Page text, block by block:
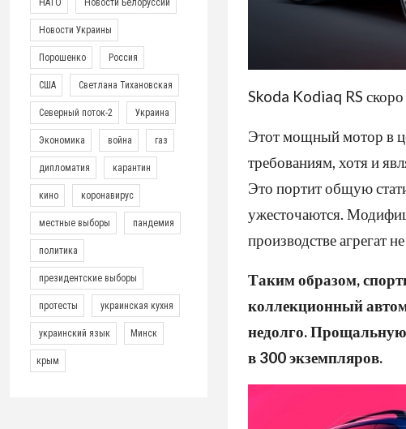
Skoda Kodiaq RS
Этот мощный мотор в
требованиям, хотя и
Это портит общую
ужесточаются.
производстве агрегат
Таким образом,
коллекционный
недолго.
в 300 экземпляров.
НАТО Новости Белоруссии
Новости Украины
Порошенко Россия
США Светлана Тихановская
Северный поток-2 Украина
Экономика война газ
дипломатия карантин
кино коронавирус
местные выборы пандемия
политика
президентские выборы
протесты украинская кухня
украинский язык Минск
крым